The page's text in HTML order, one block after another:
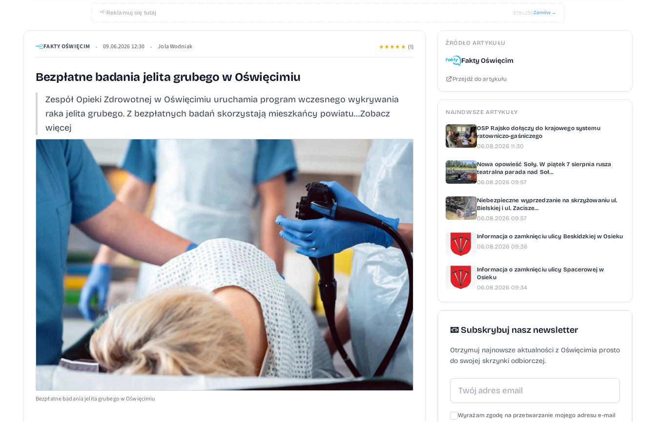
📢Reklamuj się tutaj 970×250Zamów →
FAKTY OŚWIĘCIM • 09.06.2026 12:30 • Jola Wodniak ★★★★ ★ (1)
Bezpłatne badania jelita grubego w Oświęcimiu
Zespół Opieki Zdrowotnej w Oświęcimiu uruchamia program wczesnego wykrywania
raka jelita grubego. Z bezpłatnych badań skorzystają mieszkańcy powiatu…Zobacz
więcej
Bezpłatne badania jelita grubego w Oświęcimiu
ŹRÓDŁO ARTYKUŁU
Fakty Oświęcim
Przejdź do artykułu
NAJNOWSZE ARTYKUŁY
OSP Rajsko dołączy do krajowego systemu
ratowniczo-gaśniczego
06.08.2026 11:30
Nowa opowieść Soły. W piątek 7 sierpnia rusza
teatralna parada nad Soł...
06.08.2026 09:57
Niebezpieczne wyprzedzanie na skrzyżowaniu ul.
Bielskiej i ul. Zacisze...
06.08.2026 09:57
Informacja o zamknięciu ulicy Beskidzkiej w Osieku
06.08.2026 09:36
Informacja o zamknięciu ulicy Spacerowej w
Osieku
06.08.2026 09:34
📧 Subskrybuj nasz newsletter
Otrzymuj najnowsze aktualności z Oświęcimia prosto
do swojej skrzynki odbiorczej.
Wyrażam zgodę na przetwarzanie mojego adresu e-mail